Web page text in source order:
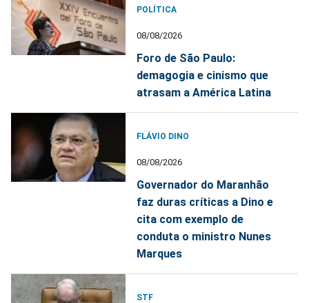
POLÍTICA
08/08/2026
Foro de São Paulo:
demagogia e cinismo que
atrasam a América Latina
FLÁVIO DINO
08/08/2026
Governador do Maranhão
faz duras críticas a Dino e
cita com exemplo de
conduta o ministro Nunes
Marques
STF